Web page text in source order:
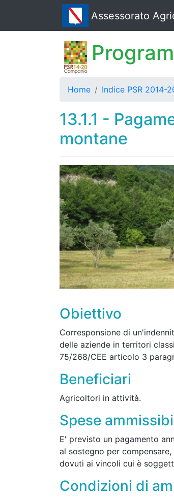
Assessorato
Home Indice PSR 2014-
13.1.1 -
montane
Obiettivo
Corresponsione di
delle aziende in territori
75/268/CEE articolo 3
Beneficiari
Agricoltori in attività.
Spese
E' previsto un pagamento
al sostegno per
dovuti ai vincoli cui è
Condizioni di